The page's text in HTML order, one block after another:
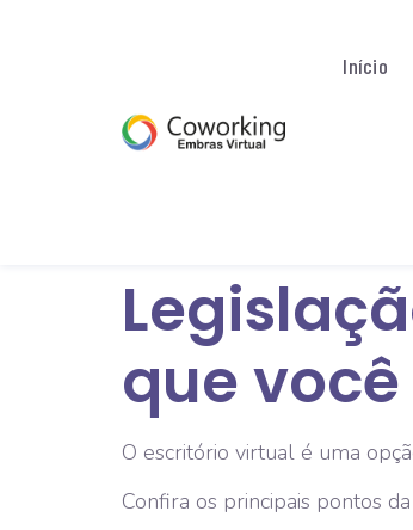
Início
que
O escritório virtual é uma
Confira os principais pontos